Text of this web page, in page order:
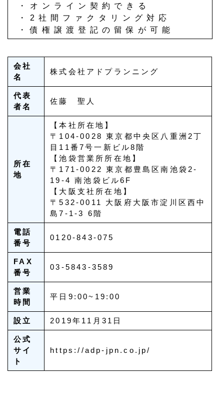
・オンライン契約できる
・2社間ファクタリング対応
・債権譲渡登記の留保が可能
会社
名
株式会社アドプランニング
代表
者名
佐藤 聖人
所在
地
【本社所在地】
〒104-0028 東京都中央区八重洲2丁
目11番7号一新ビル8階
【池袋営業所所在地】
〒171-0022 東京都豊島区南池袋2-
19-4 南池袋ビル6F
【大阪支社所在地】
〒532-0011 大阪府大阪市淀川区西中
島7-1-3 6階
電話
番号
0120-843-075
FAX
番号
03-5843-3589
営業
時間
平日9:00~19:00
設立 2019年11月31日
公式
サイ
ト
https://adp-jpn.co.jp/